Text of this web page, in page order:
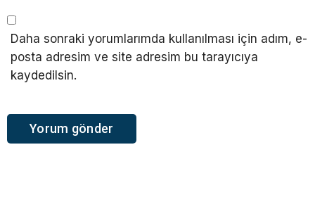
Daha sonraki yorumlarımda kullanılması için adım, e-
posta adresim ve site adresim bu tarayıcıya
kaydedilsin.